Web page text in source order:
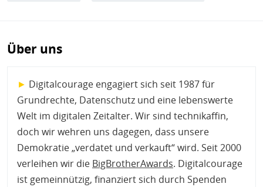
Über uns
► Digitalcourage engagiert sich seit 1987 für
Grundrechte, Datenschutz und eine lebenswerte
Welt im digitalen Zeitalter. Wir sind technikaffin,
doch wir wehren uns dagegen, dass unsere
Demokratie „verdatet und verkauft“ wird. Seit 2000
verleihen wir die BigBrotherAwards. Digitalcourage
ist gemeinnützig, finanziert sich durch Spenden